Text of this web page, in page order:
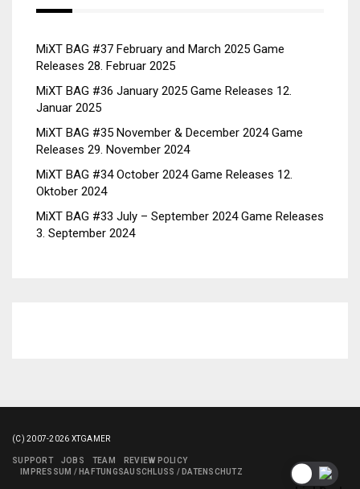
MiXT BAG #37 February and March 2025 Game
Releases 28. Februar 2025
MiXT BAG #36 January 2025 Game Releases 12.
Januar 2025
MiXT BAG #35 November & December 2024 Game
Releases 29. November 2024
MiXT BAG #34 October 2024 Game Releases 12.
Oktober 2024
MiXT BAG #33 July – September 2024 Game Releases
3. September 2024
(C) 2007-2026 XTGAMER
SUPPORT JOBS TEAM
REVIEW POLICY
IMPRESSUM / HAFTUNGSAUSCHLUSS / DATENSCHUTZ